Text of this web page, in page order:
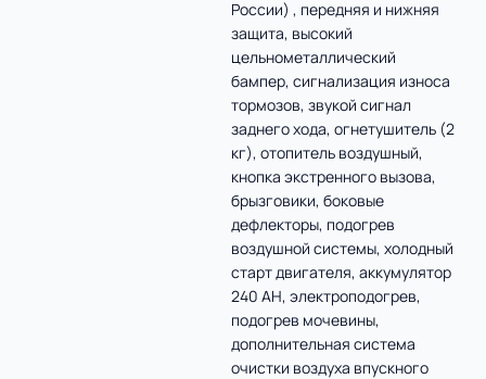
России) , передняя и нижняя
защита, высокий
цельнометаллический
бампер, сигнализация износа
тормозов, звукой сигнал
заднего хода, огнетушитель (2
кг), отопитель воздушный,
кнопка экстренного вызова,
брызговики, боковые
дефлекторы, подогрев
воздушной системы, холодный
старт двигателя, аккумулятор
240 AH, электроподогрев,
подогрев мочевины,
дополнительная система
очистки воздуха впускного